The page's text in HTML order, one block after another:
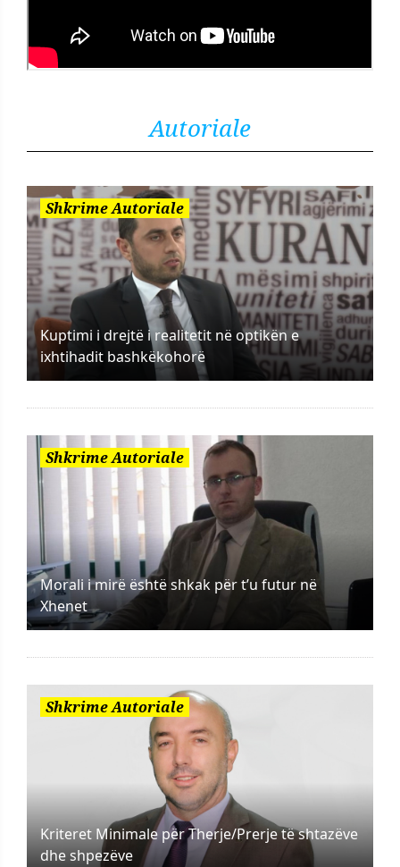
Autoriale
Shkrime Autoriale
Kuptimi i drejtë i realitetit në optikën e
ixhtihadit bashkëkohorë
Shkrime Autoriale
Morali i mirë është shkak për t’u futur në
Xhenet
Shkrime Autoriale
Kriteret Minimale për Therje/Prerje të shtazëve
dhe shpezëve